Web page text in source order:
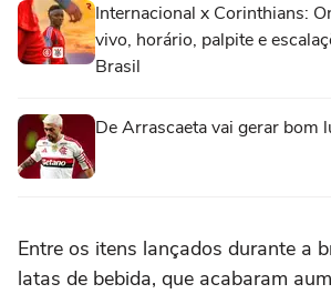
Internacional x Corinthians:
vivo, horário, palpite e
Brasil
De Arrascaeta vai gerar bom
Entre os itens lançados durante a
latas de bebida, que acabaram